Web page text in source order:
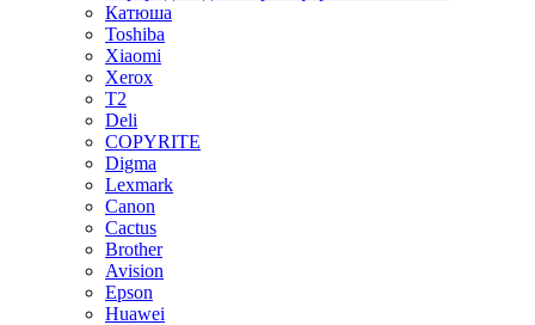
Катюша
Toshiba
Xiaomi
Xerox
T2
Deli
COPYRITE
Digma
Lexmark
Canon
Cactus
Brother
Avision
Epson
Huawei